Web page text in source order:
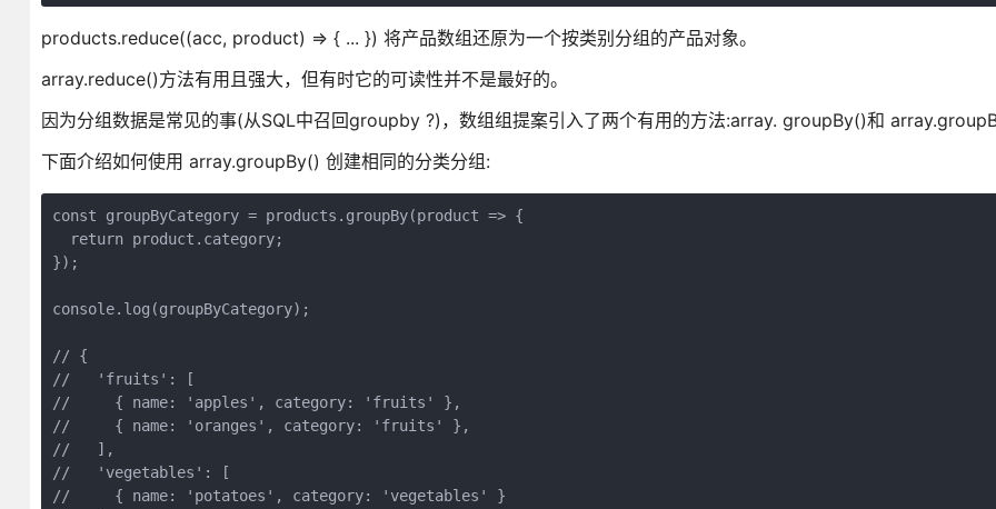
products.reduce((acc, product) => { ... }) 将产品数组还原为一个按类别分组的产品对象。
array.reduce()方法有用且强大，但有时它的可读性并不是最好的。
因为分组数据是常见的事(从SQL中召回groupby ?)，数组组提案引入了两个有用的方法:array. groupBy()和
下面介绍如何使用 array.groupBy() 创建相同的分类分组:
const groupByCategory = products.groupBy(product => {
  return product.category;
});
console.log(groupByCategory);
// {
//   'fruits': [
//     { name: 'apples', category: 'fruits' },
//     { name: 'oranges', category: 'fruits' },
//   ],
//   'vegetables': [
//     { name: 'potatoes', category: 'vegetables' }